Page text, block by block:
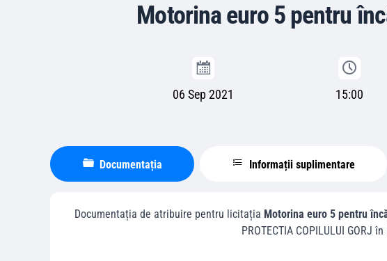
Motorina euro 5 pentru
06 Sep 2021 15:00
Documentația Informații suplimentare
Documentația de atribuire pentru licitația Motorina euro 5 pentru
PROTECTIA COPILULUI GORJ în